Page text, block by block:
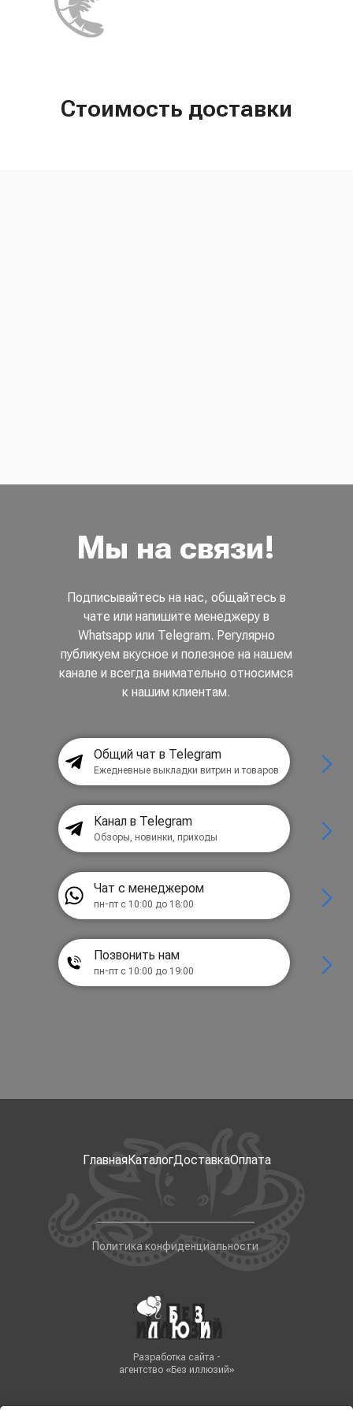
Стоимость доставки
Мы на связи!
Подписывайтесь на нас, общайтесь в
чате или напишите менеджеру в
Whatsapp или Telegram. Регулярно
публикуем вкусное и полезное на нашем
канале и всегда внимательно относимся
к нашим клиентам.
Общий чат в Telegram
Ежедневные выкладки витрин и товаров
Канал в Telegram
Обзоры, новинки, приходы
Чат с менеджером
пн-пт с 10:00 до 18:00
Позвонить нам
пн-пт с 10:00 до 19:00
ГлавнаяКаталогДоставкаОплата
Политика конфиденциальности
Разработка сайта -
агентство «Без иллюзий»